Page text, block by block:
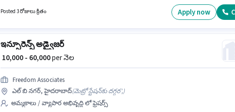
working ఉంటాయి.
Posted 3 రోజులు క్రితం Apply now
ఇన్సూరెన్స్ అడ్వైజర్
₹ 10,000 - 60,000per నెల
Freedom Associates
ఎల్ బి నగర్, హైదరాబాద్(మెట్రో స్టేషన్‌కు దగ్గర',)
అమ్మకాలు / వ్యాపార అభివృద్ధి లో ఫ్రెషర్స్